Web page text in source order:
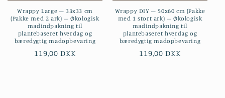
Wrappy Large – 33x33 cm
(Pakke med 2 ark) – Økologisk
madindpakning til
plantebaseret hverdag og
bæredygtig madopbevaring
Normalpris
119,00 DKK
Wrappy DIY – 50x60 cm (Pakke
med 1 stort ark) – Økologisk
madindpakning til
plantebaseret hverdag og
bæredygtig madopbevaring
Normalpris
119,00 DKK